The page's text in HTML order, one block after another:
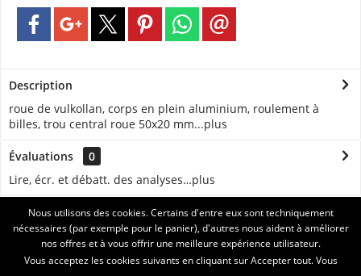
Description
roue de vulkollan, corps en plein aluminium, roulement à
billes, trou central roue 50x20 mm...plus
Évaluations
0
Lire, écr. et débatt. des analyses…plus
ASSISTANCE
SERVICE
Nous utilisons des cookies. Certains d'entre eux sont techniquement
nécessaires (par exemple pour le panier), d'autres nous aident à améliorer
nos offres et à vous offrir une meilleure expérience utilisateur.
Vous acceptez les cookies suivants en cliquant sur Accepter tout. Vous